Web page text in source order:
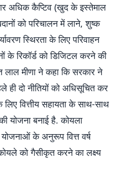
अधिक कैप्टिव (खुद के इस्तेमाल
को परिचालन में लाने, शुष्क
स्थिरता के लिए परिवाहन
के रिकॉर्ड को डिजिटल करने की
लाल मीणा ने कहा कि सरकार ने
दो नीतियों को अधिसूचित कर
वित्तीय सहायता के साथ-साथ
योजना बनाई है. कोयला
के अनुरूप वित्त वर्ष
को गैसीकृत करने का लक्ष्य